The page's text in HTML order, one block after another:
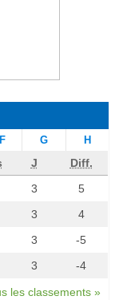
F G H
J
Diff.
3
5
3
4
3
-5
3 -4
les classements »